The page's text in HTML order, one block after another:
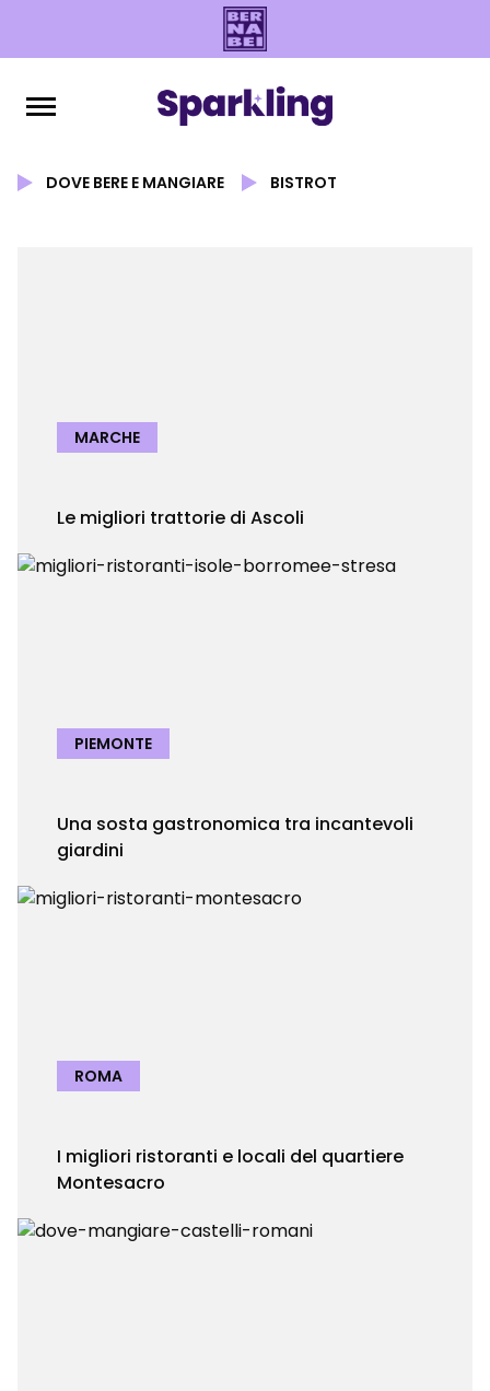
DOVE BERE E MANGIARE BISTROT
MARCHE
Le migliori trattorie di Ascoli
PIEMONTE
Una sosta gastronomica tra incantevoli
giardini
ROMA
I migliori ristoranti e locali del quartiere
Montesacro